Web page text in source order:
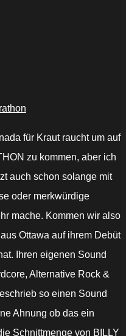
für Kraut raucht um auf
zu kommen, aber ich
auch schon solange mit
oder merkwürdige
mache. Kommen wir also
Ottawa auf ihrem Debüt
Ihren eigenen Sound
Alternative Rock &
so einen Sound
Ahnung ob das ein
Schnittmenge von BILLY